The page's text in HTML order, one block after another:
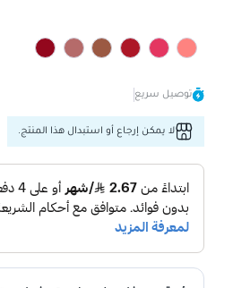
توصيل سريع
لا يمكن إرجاع أو استبدال هذا المنتج.